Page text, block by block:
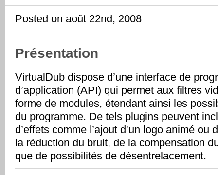
Posted on août 22nd, 2008
Présentation
VirtualDub dispose d’une interface de
d’application (API) qui permet aux filtres
forme de modules, étendant ainsi les
du programme. De tels plugins peuvent
d’effets comme l’ajout d’un logo animé ou
la réduction du bruit, de la compensation
que de possibilités de désentrelacement.